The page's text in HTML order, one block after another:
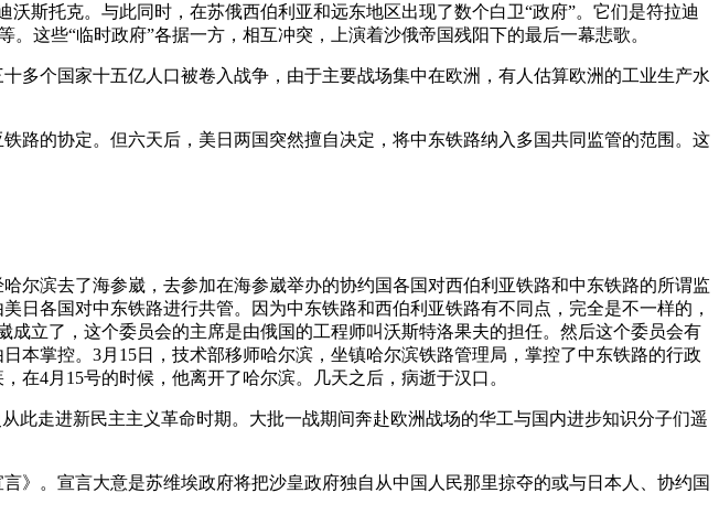
斯托克。与此同时，在苏俄西伯利亚和远东地区出现了数个白卫“政府”。它们是符拉迪
这些“临时政府”各据一方，相互冲突，上演着沙俄帝国残阳下的最后一幕悲歌。
多个国家十五亿人口被卷入战争，由于主要战场集中在欧洲，有人估算欧洲的工业生产水
路的协定。但六天后，美日两国突然擅自决定，将中东铁路纳入多国共同监管的范围。这
尔滨去了海参崴，去参加在海参崴举办的协约国各国对西伯利亚铁路和中东铁路的所谓监
各国对中东铁路进行共管。因为中东铁路和西伯利亚铁路有不同点，完全是不一样的，
立了，这个委员会的主席是由俄国的工程师叫沃斯特洛果夫的担任。然后这个委员会有
本掌控。3月15日，技术部移师哈尔滨，坐镇哈尔滨铁路管理局，掌控了中东铁路的行政
4月15号的时候，他离开了哈尔滨。几天之后，病逝于汉口。
此走进新民主主义革命时期。大批一战期间奔赴欧洲战场的华工与国内进步知识分子们遥
》。宣言大意是苏维埃政府将把沙皇政府独自从中国人民那里掠夺的或与日本人、协约国